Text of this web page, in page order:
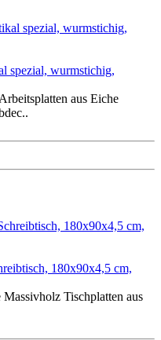
spezial, wurmstichig,
aus Eiche
180x90x4,5 cm,
Tischplatten aus